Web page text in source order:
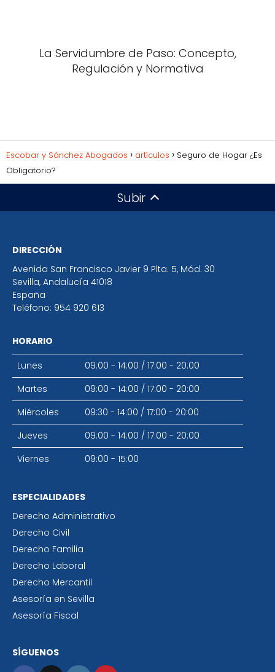
La Servidumbre de Paso: Concepto,
Regulación y Normativa
Escobar y Sánchez Abogados artículos
Seguro de Hogar ¿Es
Obligatorio?
Subir
DIRECCIÓN
Avenida San Francisco Javier 9 Plta. 5, Mód. 30
Sevilla, Andalucía 41018
España
Teléfono: 954 920 613
HORARIO
Lunes
09:00 - 14:00 / 17:00 - 20:00
Martes
09:00 - 14:00 / 17:00 - 20:00
Miércoles
09:30 - 14:00 / 17:00 - 20:00
Jueves
09:00 - 14:00 / 17:00 - 20:00
Viernes
09:00 - 15:00
ESPECIALIDADES
Derecho Administrativo
Derecho Civil
Derecho Familia
Derecho Laboral
Derecho Mercantil
Asesoría en Sevilla
Asesoría Fiscal
SÍGUENOS